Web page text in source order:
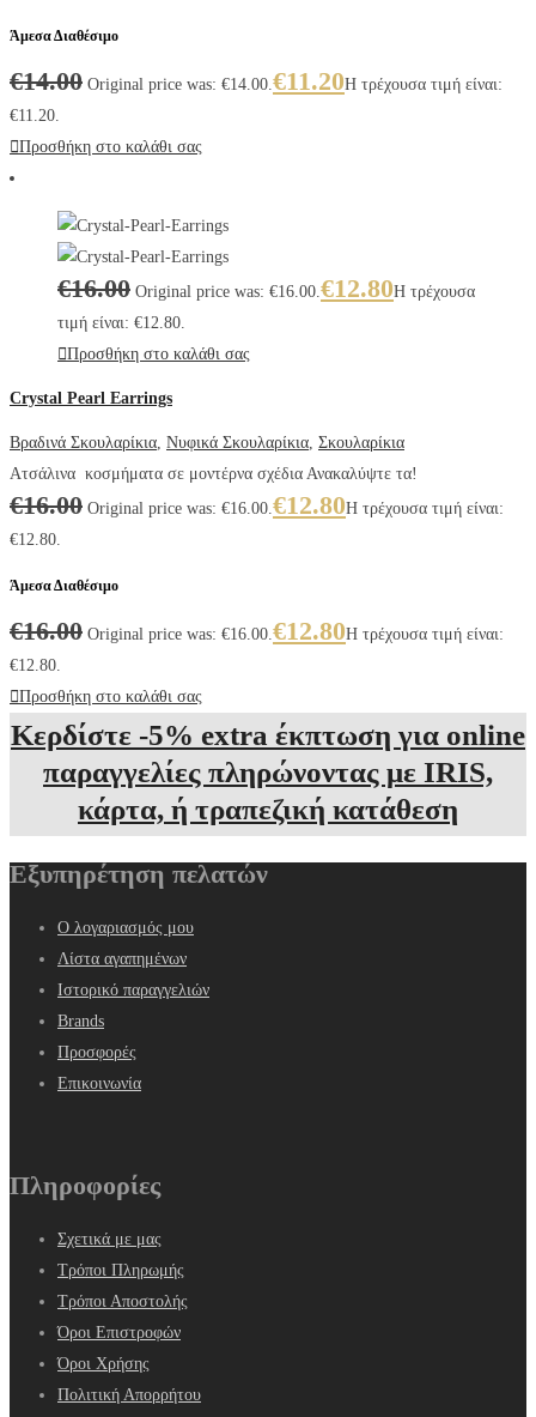
Άμεσα Διαθέσιμο
€14.00 Original price was: €14.00. €11.20Η τρέχουσα τιμή είναι:
€11.20.
Προσθήκη στο καλάθι σας
€16.00 Original price was: €16.00. €12.80Η τρέχουσα
τιμή είναι: €12.80.
Προσθήκη στο καλάθι σας
Crystal Pearl Earrings
Βραδινά Σκουλαρίκια Νυφικά Σκουλαρίκια Σκουλαρίκια
Ατσάλινα κοσμήματα σε μοντέρνα σχέδια Ανακαλύψτε τα!
€16.00 Original price was: €16.00. €12.80Η τρέχουσα τιμή είναι:
€12.80.
Άμεσα Διαθέσιμο
€16.00 Original price was: €16.00. €12.80Η τρέχουσα τιμή είναι:
€12.80.
Προσθήκη στο καλάθι σας
Κερδίστε -5% extra έκπτωση για online
παραγγελίες πληρώνοντας με IRIS,
κάρτα, ή τραπεζική κατάθεση
Εξυπηρέτηση πελατών
Ο λογαριασμός μου
Λίστα αγαπημένων
Ιστορικό παραγγελιών
Brands
Προσφορές
Επικοινωνία
Πληροφορίες
Σχετικά με μας
Τρόποι Πληρωμής
Τρόποι Αποστολής
Όροι Επιστροφών
Όροι Χρήσης
Πολιτική Απορρήτου